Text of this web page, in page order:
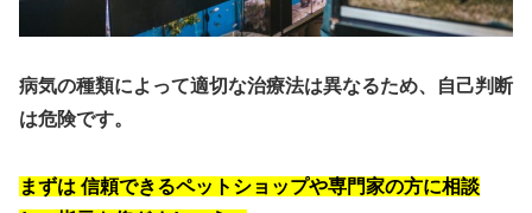
病気の種類によって適切な治療法は異なるため、自己判断
は危険です。
まずは 信頼できるペットショップや専門家の方に相談